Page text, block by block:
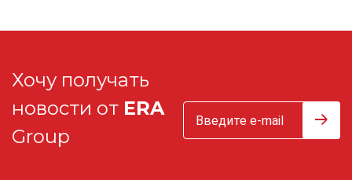
Хочу получать
новости от ERA
Group